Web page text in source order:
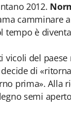
2012.
camminare
tempo è
del
di
prima». Alla
semi